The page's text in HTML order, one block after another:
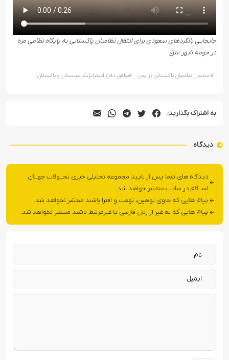
جابجایی بالگردهای سعودی برای انتقال نظامیان پاکستانی به پایگاه نظامی مره
در حومه شهر عتق
#استقرار نظامیان پاکستانی در یمن #توافق دفاع استراتژیک عربستان و پاکستان
به اشتراک بگذارید:
دیدگاه
دیدگاه های شما پس از تایید مجموعه تحلیلی خبری تحــولات جهــان
اســلام در سایت منتشر خواهد شد.
پیام هایی که حاوی توهین، تهمت و افترا باشند منتشر نخواهد شد.
پیام هایی که به غیر از زبان فارسی یا غیرمرتبط باشند منتشر نخواهد شد.